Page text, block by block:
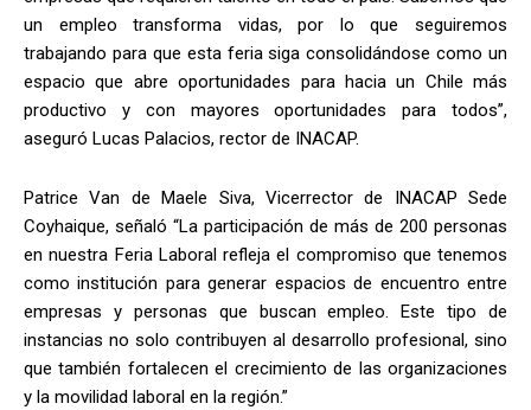
un empleo transforma vidas, por lo que seguiremos
trabajando para que esta feria siga consolidándose como un
espacio que abre oportunidades para hacia un Chile más
productivo y con mayores oportunidades para todos”,
aseguró Lucas Palacios, rector de INACAP.
Patrice Van de Maele Siva, Vicerrector de INACAP Sede
Coyhaique, señaló “La participación de más de 200 personas
en nuestra Feria Laboral refleja el compromiso que tenemos
como institución para generar espacios de encuentro entre
empresas y personas que buscan empleo. Este tipo de
instancias no solo contribuyen al desarrollo profesional, sino
que también fortalecen el crecimiento de las organizaciones
y la movilidad laboral en la región.”